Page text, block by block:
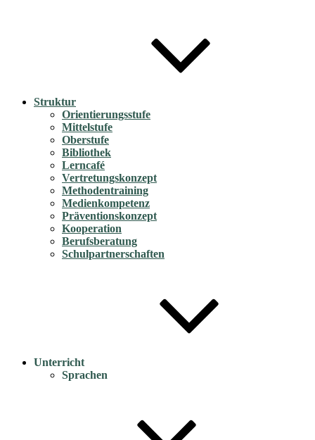
Struktur
Orientierungsstufe
Mittelstufe
Oberstufe
Bibliothek
Lerncafé
Vertretungskonzept
Methodentraining
Medienkompetenz
Präventionskonzept
Kooperation
Berufsberatung
Schulpartnerschaften
Unterricht
Sprachen